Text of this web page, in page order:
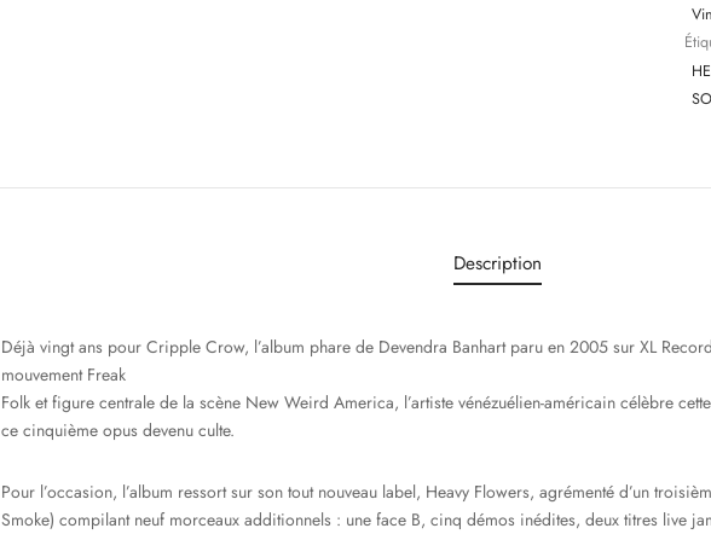
Description
Déjà vingt ans pour Cripple Crow, l’album phare de Devendra Banhart paru en 2005 sur XL
mouvement Freak
Folk et figure centrale de la scène New Weird America, l’artiste vénézuélien-américain célèbre
ce cinquième opus devenu culte.
Pour l’occasion, l’album ressort sur son tout nouveau label, Heavy Flowers, agrémenté d’un
Smoke) compilant neuf morceaux additionnels : une face B, cinq démos inédites, deux titres live